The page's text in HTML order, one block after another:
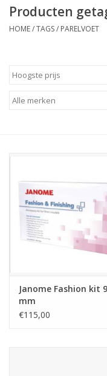
Paspoppen
Opbergsystemen
Breien en haken
Handwerk
Workshop
Sale / Coupons
Producten
HOME/TAGS/ PARELVOET
Janome Fashion kit 9
mm
€115,00